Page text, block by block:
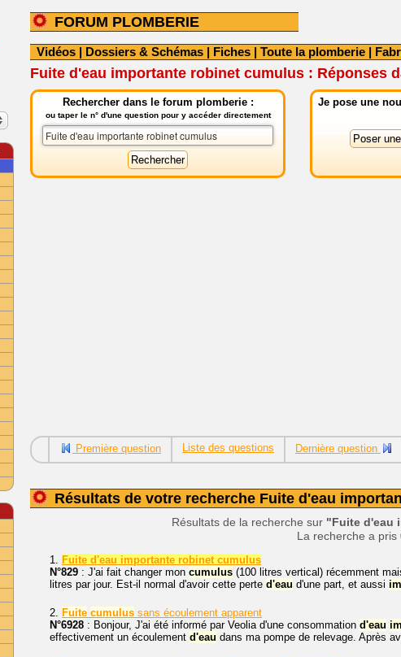
FORUM PLOMBERIE
Vidéos | Dossiers & Schémas | Fiches | Toute la plomberie |
Fuite d'eau importante robinet cumulus : Réponses
Rechercher dans le forum plomberie :
ou taper le n° d'une question pour y accéder directement
Je pose une
Première question Liste des questions Dernière question
Résultats de votre recherche Fuite d'eau
Résultats de la recherche sur "Fuite d'eau
La recherche a pris
1. Fuite d'eau importante robinet cumulus
N°829 : J'ai fait changer mon cumulus (100 litres vertical) récemment
litres par jour. Est-il normal d'avoir cette perte d'eau d'une part, et aussi
2. Fuite cumulus sans écoulement apparent
N°6928 : Bonjour, J'ai été informé par Veolia d'une consommation d'eau
effectivement un écoulement d'eau dans ma pompe de relevage. Après